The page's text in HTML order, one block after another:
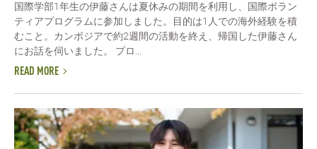
国際学部1年生の伊藤さんは夏休みの期間を利用し、国際ボラン
ティアプログラムに参加しました。目的は1人での海外経験を積
むこと。カンボジアで約2週間の活動を終え、帰国した伊藤さん
にお話を伺いました。 プロ...
READ MORE